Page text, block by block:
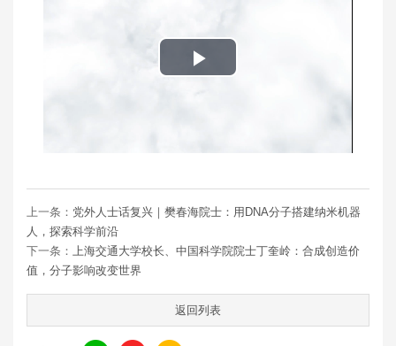
Play
上一条： 党外人士话复兴｜樊春海院士：用DNA分子搭建纳米机器
人，探索科学前沿
下一条： 上海交通大学校长、中国科学院院士丁奎岭：合成创造价
值，分子影响改变世界
返回列表